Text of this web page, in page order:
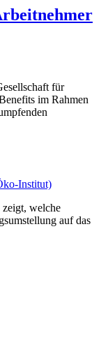
für
im Rahmen
zeigt, welche
auf das